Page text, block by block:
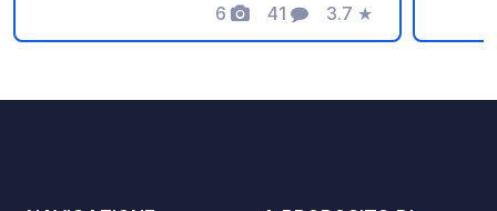
6
Foto
41
Commenti
3.7
Valutazione
★